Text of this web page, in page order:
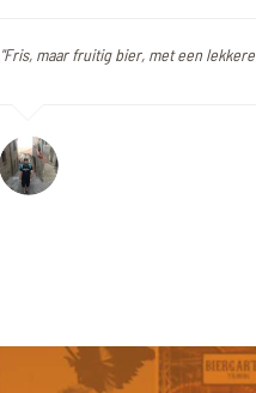
"Fris, maar fruitig bier, met een